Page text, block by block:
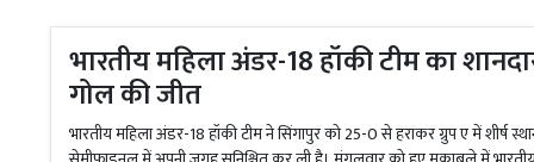
भारतीय महिला अंडर-18 हॉकी टीम का
गोल की जीत
भारतीय महिला अंडर-18 हॉकी टीम ने सिंगापुर को 25-0 से हराकर ग्रुप ए में शीर्ष